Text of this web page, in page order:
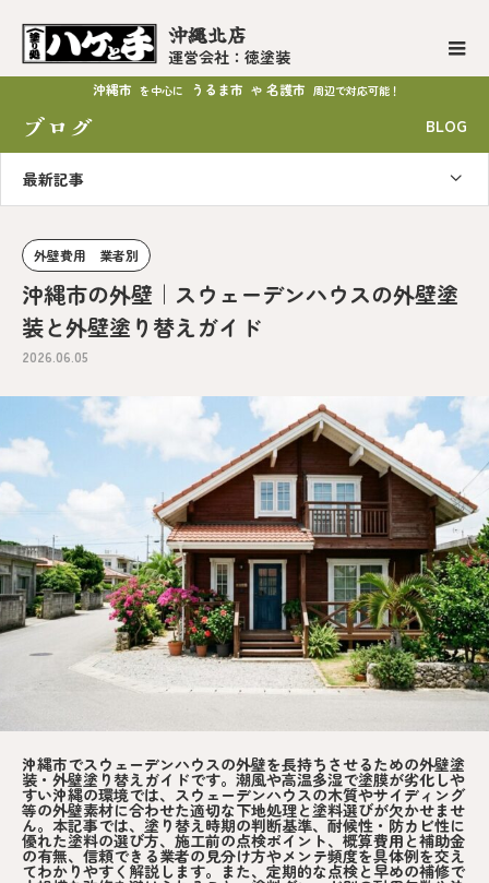
沖縄北店
運営会社：徳塗装
沖縄市 を中心に うるま市 や 名護市 周辺で対応可能！
ブログ BLOG
最新記事
外壁費用 業者別
沖縄市の外壁｜スウェーデンハウスの外壁塗
装と外壁塗り替えガイド
2026.06.05
沖縄市でスウェーデンハウスの外壁を長持ちさせるための外壁塗
装・外壁塗り替えガイドです。潮風や高温多湿で塗膜が劣化しや
すい沖縄の環境では、スウェーデンハウスの木質やサイディング
等の外壁素材に合わせた適切な下地処理と塗料選びが欠かせませ
ん。本記事では、塗り替え時期の判断基準、耐候性・防カビ性に
優れた塗料の選び方、施工前の点検ポイント、概算費用と補助金
の有無、信頼できる業者の見分け方やメンテ頻度を具体例を交え
てわかりやすく解説します。また、定期的な点検と早めの補修で